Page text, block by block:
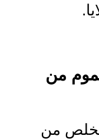
من
من